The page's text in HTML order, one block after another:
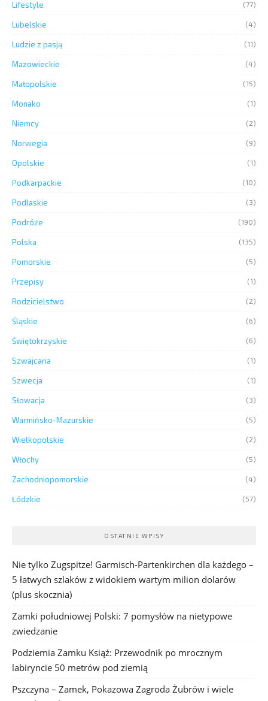
Lifestyle (77)
Lubelskie (4)
Ludzie z pasją (11)
Mazowieckie (4)
Małopolskie (15)
Monako (1)
Niemcy (2)
Norwegia (9)
Opolskie (1)
Podkarpackie (10)
Podlaskie (3)
Podróże (190)
Polska (135)
Pomorskie (5)
Przepisy (1)
Rodzicielstwo (2)
Śląskie (6)
Świętokrzyskie (6)
Szwajcaria (1)
Szwecja (1)
Słowacja (3)
Warmińsko-Mazurskie (5)
Wielkopolskie (2)
Włochy (5)
Zachodniopomorskie (4)
Łódzkie (57)
OSTATNIE WPISY
Nie tylko Zugspitze! Garmisch-Partenkirchen dla każdego –
5 łatwych szlaków z widokiem wartym milion dolarów
(plus skocznia)
Zamki południowej Polski: 7 pomysłów na nietypowe
zwiedzanie
Podziemia Zamku Książ: Przewodnik po mrocznym
labiryncie 50 metrów pod ziemią
Pszczyna – Zamek, Pokazowa Zagroda Żubrów i wiele